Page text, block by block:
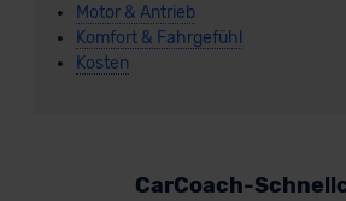
Motor & Antrieb
Komfort & Fahrgefühl
Kosten
CarCoach-